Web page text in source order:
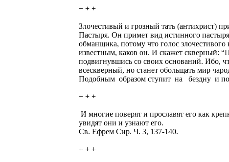
+ + +
Злочестивый и грозный тать (антихрист)
Пастыря. Он примет вид истинного
обманщика, потому что голос злочестивого
известным, каков он. И скажет скверный:
подвигнувшись со своих оснований. Ибо,
всескверный, но станет обольщать мир
Подобным образом ступит на бездну и
+ + +
И многие поверят и прославят его как
увидят они и узнают его.
Св. Ефрем Сир. Ч. 3, 137-140.
+ + +